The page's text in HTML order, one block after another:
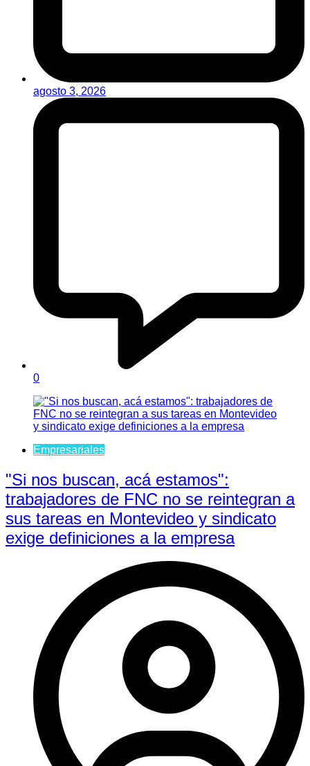
agosto 3, 2026
0
Empresariales
"Si nos buscan, acá estamos":
trabajadores de FNC no se reintegran a
sus tareas en Montevideo y sindicato
exige definiciones a la empresa